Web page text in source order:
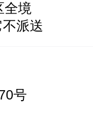
全境
派送
号